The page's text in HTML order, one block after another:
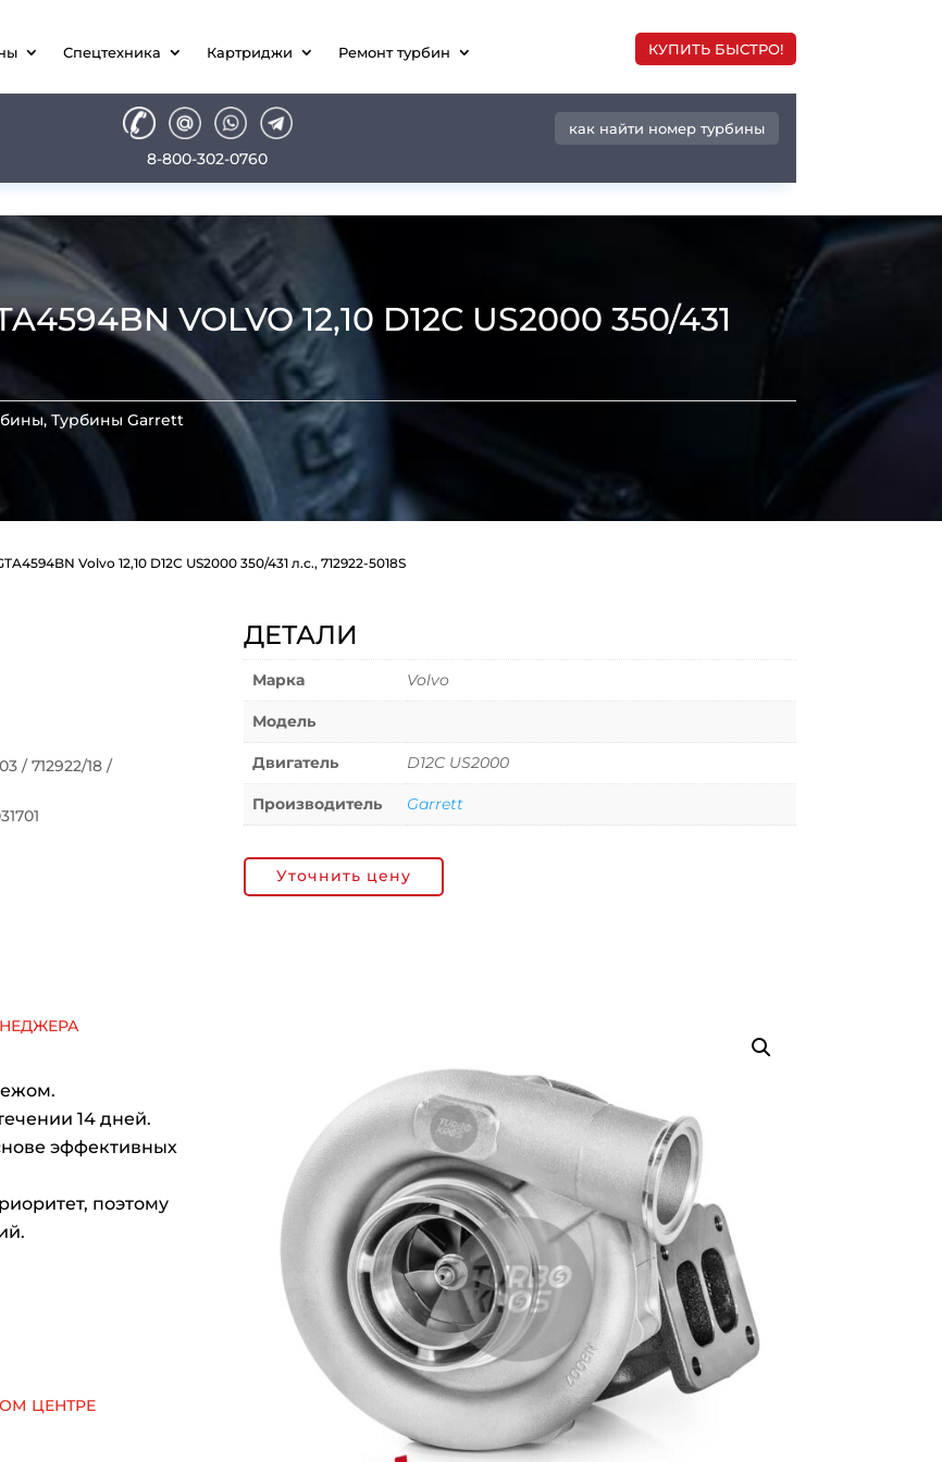
Спецтехника Картриджи Ремонт турбин КУПИТЬ БЫСТРО!
8-800-302-0760
как найти номер турбины
VOLVO 12,10 D12C US2000 350/431
,Турбины Garrett
Volvo 12,10 D12C US2000 350/431 л.с., 712922-5018S
/ 712922/18 /
ДЕТАЛИ
Марка Volvo
Модель
Двигатель D12C US2000
Производитель Garrett
Уточнить цену
14 дней.
эффективных
поэтому
центре